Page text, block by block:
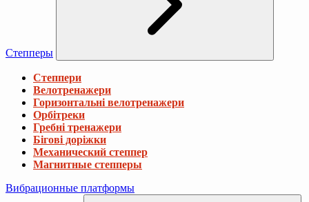
Степперы
Степпери
Велотренажери
Горизонтальні велотренажери
Орбітреки
Гребні тренажери
Бігові доріжки
Механический степпер
Магнитные степперы
Вибрационные платформы